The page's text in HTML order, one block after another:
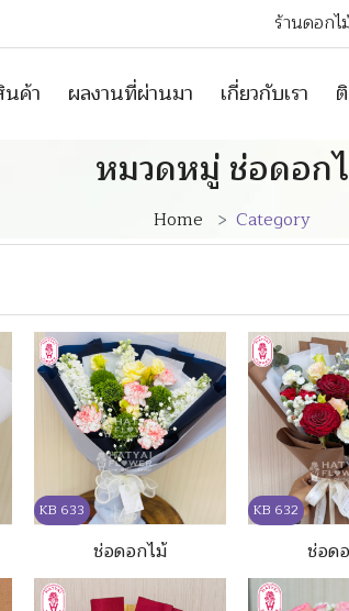
ร้านดอกไ
ค้า ผลงานที่ผ่านมา เกี่ยวกับเรา
หมวดหมู่ ช่อดอก
Home Category
KB 633
ช่อดอกไม้
KB 632
ช่อด